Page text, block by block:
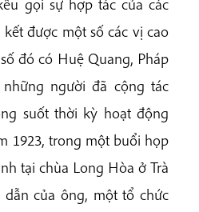
gọi sự hợp tác của các
được một số các vị cao
đó có Huệ Quang, Pháp
người đã cộng tác
suốt thời kỳ hoạt động
1923, trong một buổi họp
tại chùa Long Hòa ở Trà
của ông, một tổ chức